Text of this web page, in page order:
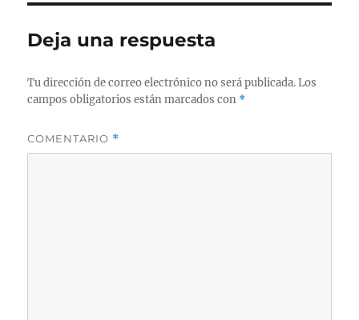
Deja una respuesta
Tu dirección de correo electrónico no será publicada. Los
campos obligatorios están marcados con *
COMENTARIO *